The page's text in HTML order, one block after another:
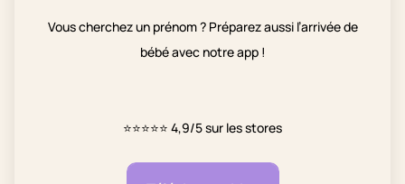
Vous cherchez un prénom ? Préparez aussi l’arrivée de
bébé avec notre app !
⭐⭐⭐⭐⭐ 4,9/5 sur les stores